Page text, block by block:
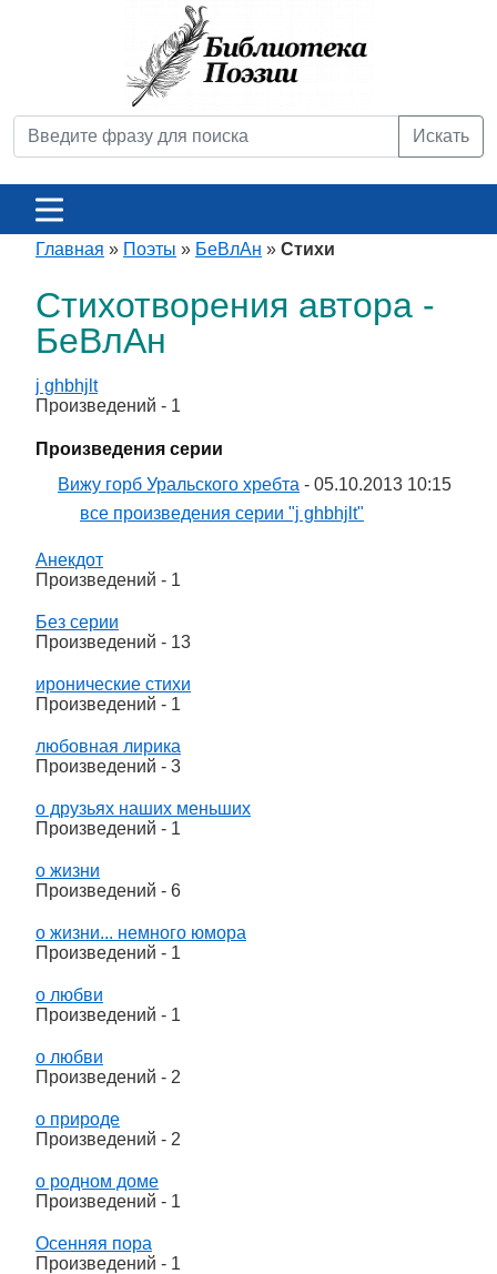
Искать
Главная » Поэты » БеВлАн » Стихи
Стихотворения автора -
БеВлАн
j ghbhjlt
Произведений - 1
Произведения серии
Вижу горб Уральского хребта - 05.10.2013 10:15
все произведения серии "j ghbhjlt"
Анекдот
Произведений - 1
Без серии
Произведений - 13
иронические стихи
Произведений - 1
любовная лирика
Произведений - 3
о друзьях наших меньших
Произведений - 1
о жизни
Произведений - 6
о жизни... немного юмора
Произведений - 1
о любви
Произведений - 1
о любви
Произведений - 2
о природе
Произведений - 2
о родном доме
Произведений - 1
Осенняя пора
Произведений - 1